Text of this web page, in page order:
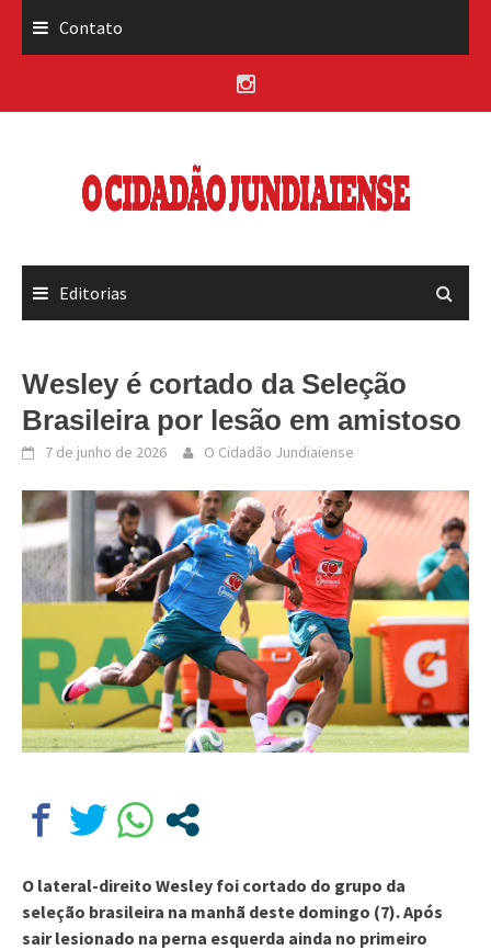
Contato
Editorias
Wesley é cortado da Seleção
Brasileira por lesão em amistoso
7 de junho de 2026 O Cidadão Jundiaiense
O lateral-direito Wesley foi cortado do grupo da
seleção brasileira na manhã deste domingo (7). Após
sair lesionado na perna esquerda ainda no primeiro